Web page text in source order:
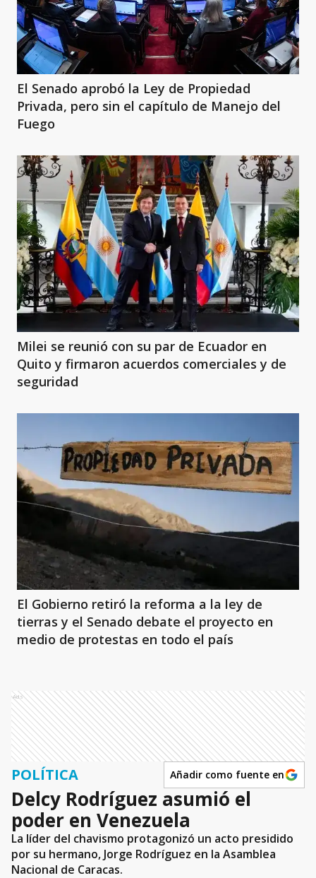
El Senado aprobó la Ley de Propiedad
Privada, pero sin el capítulo de Manejo del
Fuego
Milei se reunió con su par de Ecuador en
Quito y firmaron acuerdos comerciales y de
seguridad
El Gobierno retiró la reforma a la ley de
tierras y el Senado debate el proyecto en
medio de protestas en todo el país
Ads
POLÍTICA Añadir como fuente en
Delcy Rodríguez asumió el
poder en Venezuela
La líder del chavismo protagonizó un acto presidido
por su hermano, Jorge Rodríguez en la Asamblea
Nacional de Caracas.